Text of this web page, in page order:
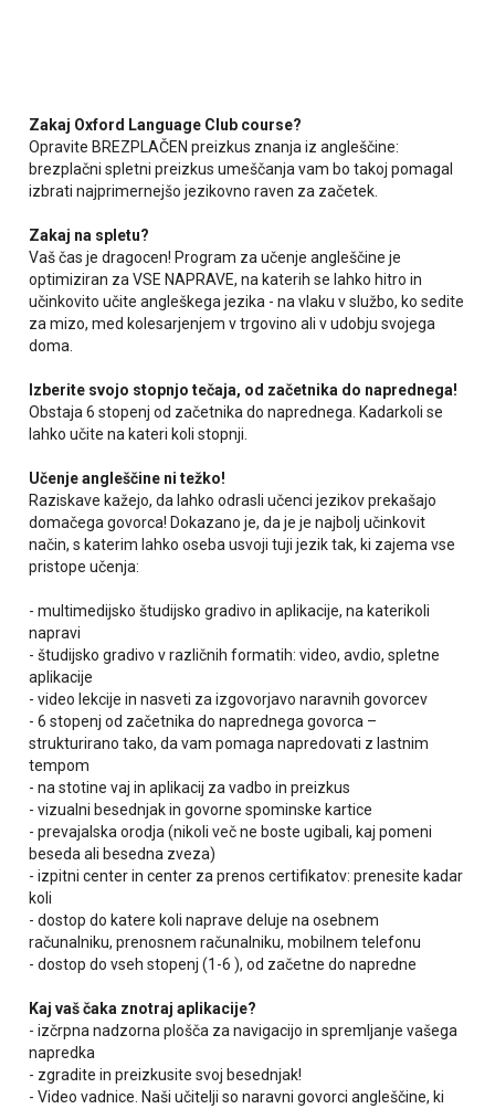
Zakaj Oxford Language Club course?
Opravite BREZPLAČEN preizkus znanja iz angleščine:
brezplačni spletni preizkus umeščanja vam bo takoj pomagal
izbrati najprimernejšo jezikovno raven za začetek.
Zakaj na spletu?
Vaš čas je dragocen! Program za učenje angleščine je
optimiziran za VSE NAPRAVE, na katerih se lahko hitro in
učinkovito učite angleškega jezika - na vlaku v službo, ko sedite
za mizo, med kolesarjenjem v trgovino ali v udobju svojega
doma.
Izberite svojo stopnjo tečaja, od začetnika do naprednega!
Obstaja 6 stopenj od začetnika do naprednega. Kadarkoli se
lahko učite na kateri koli stopnji.
Učenje angleščine ni težko!
Raziskave kažejo, da lahko odrasli učenci jezikov prekašajo
domačega govorca! Dokazano je, da je je najbolj učinkovit
način, s katerim lahko oseba usvoji tuji jezik tak, ki zajema vse
pristope učenja:
- multimedijsko študijsko gradivo in aplikacije, na katerikoli
napravi
- študijsko gradivo v različnih formatih: video, avdio, spletne
aplikacije
- video lekcije in nasveti za izgovorjavo naravnih govorcev
- 6 stopenj od začetnika do naprednega govorca –
strukturirano tako, da vam pomaga napredovati z lastnim
tempom
- na stotine vaj in aplikacij za vadbo in preizkus
- vizualni besednjak in govorne spominske kartice
- prevajalska orodja (nikoli več ne boste ugibali, kaj pomeni
beseda ali besedna zveza)
- izpitni center in center za prenos certifikatov: prenesite kadar
koli
- dostop do katere koli naprave deluje na osebnem
računalniku, prenosnem računalniku, mobilnem telefonu
- dostop do vseh stopenj (1-6 ), od začetne do napredne
Kaj vaš čaka znotraj aplikacije?
- izčrpna nadzorna plošča za navigacijo in spremljanje vašega
napredka
- zgradite in preizkusite svoj besednjak!
- Video vadnice. Naši učitelji so naravni govorci angleščine, ki